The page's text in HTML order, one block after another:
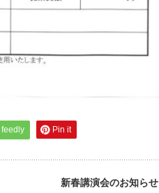
feedly Pin it
新春講演会のお知らせ